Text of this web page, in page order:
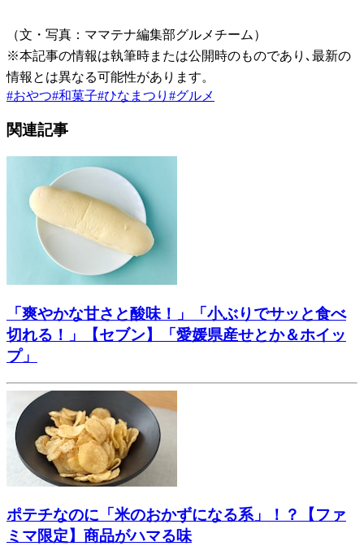
（文・写真：ママテナ編集部グルメチーム）
※本記事の情報は執筆時または公開時のものであり､最新の
情報とは異なる可能性があります。
#おやつ#和菓子#ひなまつり #グルメ
関連記事
「爽やかな甘さと酸味！」「小ぶりでサッと食べ
切れる！」【セブン】「愛媛県産せとか＆ホイッ
プ」
ポテチなのに「米のおかずになる系」！？【ファ
ミマ限定】商品がハマる味